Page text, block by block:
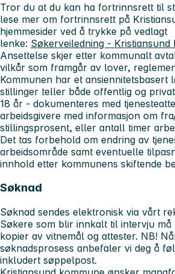
Tror du at du kan ha fortrinnsrett til
lese mer om fortrinnsrett på
hjemmesider ved å trykke på vedlagt
lenke: Søkerveiledning - Kristiansund
Ansettelse skjer etter kommunalt
vilkår som framgår av lover,
Kommunen har et ansiennitetsbasert
stillinger teller både offentlig og
18 år - dokumenteres med
arbeidsgivere med informasjon om
stillingsprosent, eller antall timer
Det tas forbehold om endring av
arbeidsområde samt eventuelle
innhold etter kommunens skiftende
Søknad
Søknad sendes elektronisk via vårt
Søkere som blir innkalt til intervju må
kopier av vitnemål og attester. NB!
søknadsprosess anbefaler vi deg å
inkludert søppelpost.